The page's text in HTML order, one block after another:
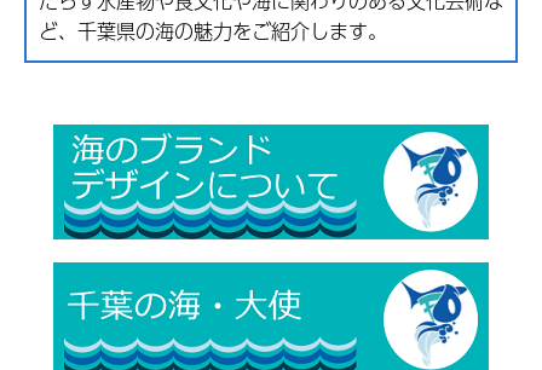
ど、千葉県の海の魅力をご紹介します。